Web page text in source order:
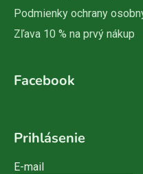
Podmienky ochrany
Zľava 10 % na prvý nákup
Facebook
Prihlásenie
E-mail